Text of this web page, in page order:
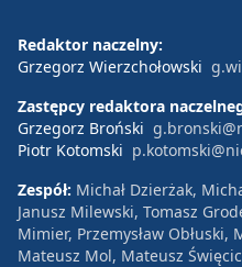
Redaktor naczelny:
Grzegorz Wierzchołowski
Zastępcy redaktora
Grzegorz Broński
Piotr Kotomski
Zespół: Michał Dzierżak,
Janusz Milewski, Tomasz
Mimier, Przemysław Obłuski,
Mateusz Mol, Mateusz